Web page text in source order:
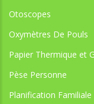
Otoscopes
Oxymètres De Pouls
Papier Thermique et
Pèse Personne
Planification Familiale